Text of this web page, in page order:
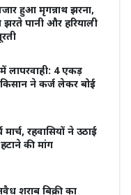
हुआ मृगन्नाथ झरना,
झरते पानी और हरियाली
लापरवाही: 4 एकड़
कर्ज लेकर बोई
मार्च, रहवासियों ने उठाई
की मांग
शराब बिक्री का